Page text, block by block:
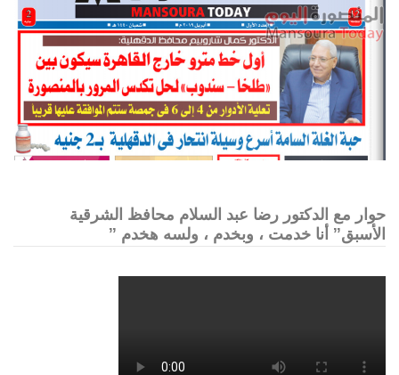
حوار مع الدكتور رضا عبد السلام محافظ الشرقية
الأسبق” أنا خدمت ، وبخدم ، ولسه هخدم ”